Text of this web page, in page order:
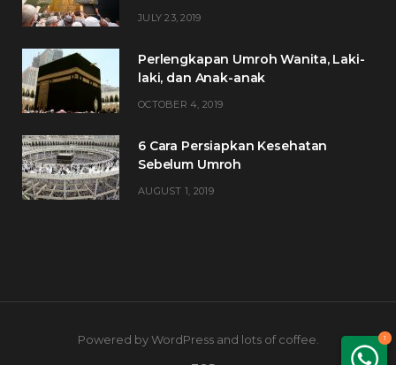
1
JULY 23, 2019
Perlengkapan Umroh Wanita, Laki-
laki, dan Anak-anak
OCTOBER 4, 2019
6 Cara Persiapkan Kesehatan
Sebelum Umroh
AUGUST 1, 2019
Powered by WordPress and lots of coffee.